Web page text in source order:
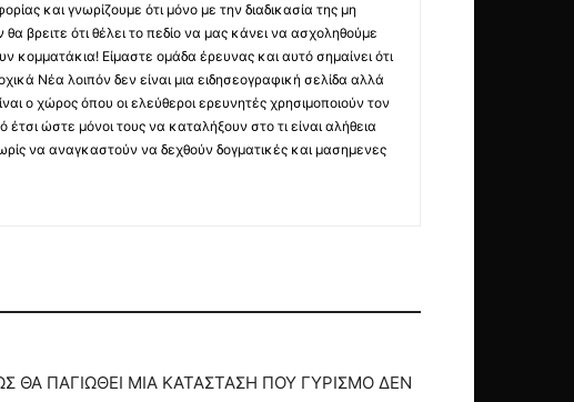
και γνωρίζουμε ότι μόνο με την διαδικασία της μη
βρειτε ότι θέλει το πεδίο να μας κάνει να ασχοληθούμε
Είμαστε ομάδα έρευνας και αυτό σημαίνει ότι
Νέα λοιπόν δεν είναι μια ειδησεογραφική σελίδα αλλά
ο χώρος όπου οι ελεύθεροι ερευνητές χρησιμοποιούν τον
ώστε μόνοι τους να καταλήξουν στο τι είναι αλήθεια
να αναγκαστούν να δεχθούν δογματικές και μασημενες
ΘΑ ΠΑΓΙΩΘΕΙ ΜΙΑ ΚΑΤΑΣΤΑΣΗ ΠΟΥ ΓΥΡΙΣΜΟ ΔΕΝ